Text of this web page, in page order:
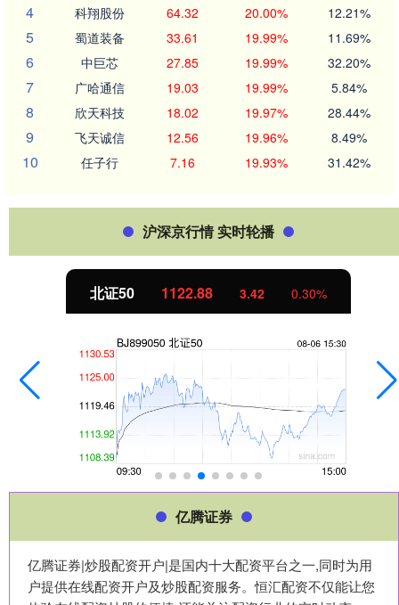
4 科翔股份 64.32 20.00% 12.21%
5 蜀道装备 33.61 19.99% 11.69%
6 中巨芯 27.85 19.99% 32.20%
7 广哈通信 19.03 19.99% 5.84%
8 欣天科技 18.02 19.97% 28.44%
9 飞天诚信 12.56 19.96% 8.49%
10 任子行 7.16 19.93% 31.42%
沪深京行情 实时轮播
北证50 1122.88 3.42 0.30%
亿腾证券
亿腾证券|炒股配资开户|是国内十大配资平台之一,同时为用
户提供在线配资开户及炒股配资服务。恒汇配资不仅能让您